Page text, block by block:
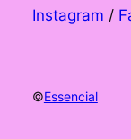
Instagram /
©Essencial